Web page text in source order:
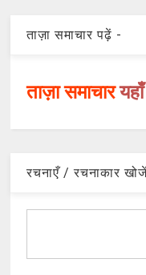
ताज़ा समाचार पढ़ें -
ताज़ा समाचारयहाँ
रचनाएँ / रचनाकार